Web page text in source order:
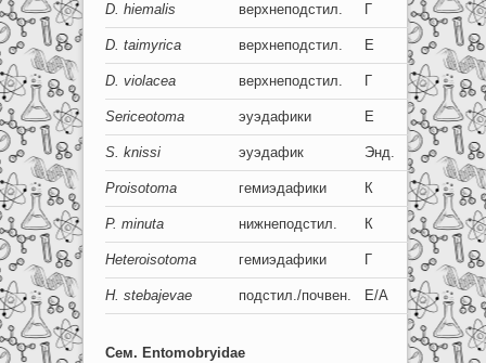
D. hiemalis верхнеподстил. Г 8+8
D. taimyrica верхнеподстил. Е 8+8
D. violacea верхнеподстил. Г 8+8
Sericeotoma эуэдафики Е 8-0
S. knissi эуэдафик Энд. 0+0
Proisotoma гемиэдафики К 5-8
P. minuta нижнеподстил. К 8+8
Heteroisotoma гемиэдафики Г
H. stebajevae подстил./почвен. Е/А 0+0
Сем. Entomobryidae